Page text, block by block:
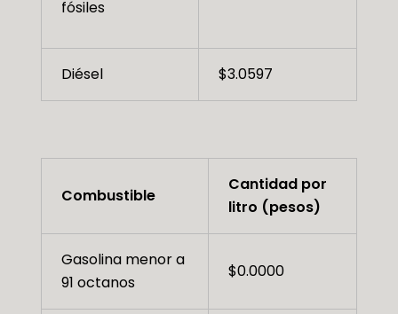
fósiles
Diésel $3.0597
Combustible
Cantidad por
litro (pesos)
Gasolina menor a
91 octanos
$0.0000